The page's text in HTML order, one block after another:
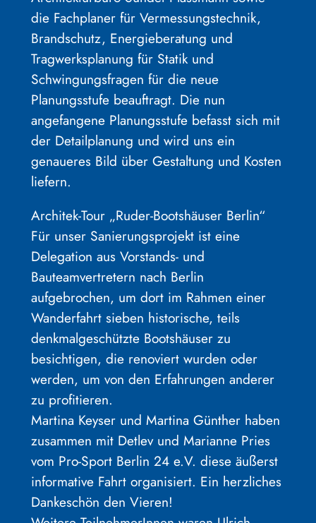
die Fachplaner für Vermessungstechnik,
Brandschutz, Energieberatung und
Tragwerksplanung für Statik und
Schwingungsfragen für die neue
Planungsstufe beauftragt. Die nun
angefangene Planungsstufe befasst sich mit
der Detailplanung und wird uns ein
genaueres Bild über Gestaltung und Kosten
liefern.
Architek-Tour „Ruder-Bootshäuser Berlin“
Für unser Sanierungsprojekt ist eine
Delegation aus Vorstands- und
Bauteamvertretern nach Berlin
aufgebrochen, um dort im Rahmen einer
Wanderfahrt sieben historische, teils
denkmalgeschützte Bootshäuser zu
besichtigen, die renoviert wurden oder
werden, um von den Erfahrungen anderer
zu profitieren.
Martina Keyser und Martina Günther haben
zusammen mit Detlev und Marianne Pries
vom Pro-Sport Berlin 24 e.V. diese äußerst
informative Fahrt organisiert. Ein herzliches
Dankeschön den Vieren!